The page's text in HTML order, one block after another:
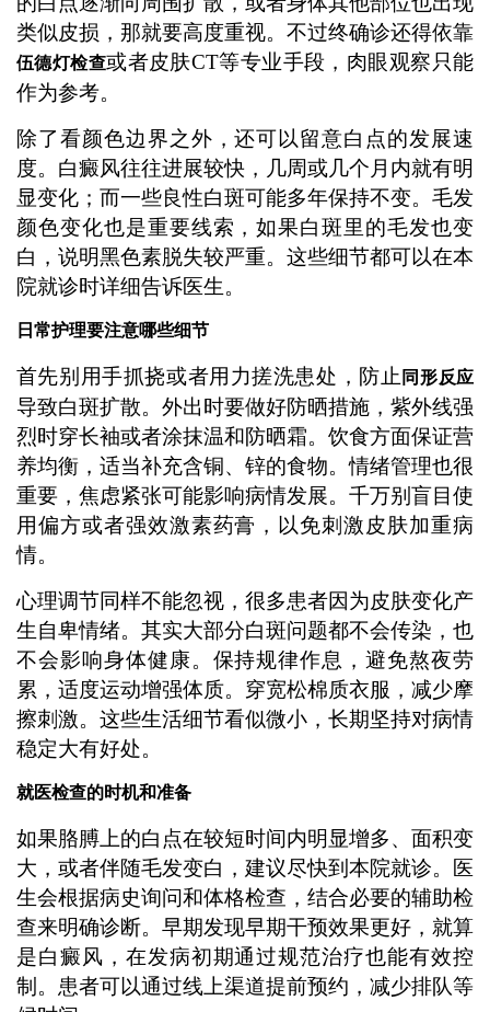
类似皮损，那就要高度重视。不过终确诊还得依靠
伍德灯检查或者皮肤CT等专业手段，肉眼观察只能
作为参考。
除了看颜色边界之外，还可以留意白点的发展速
度。白癜风往往进展较快，几周或几个月内就有明
显变化；而一些良性白斑可能多年保持不变。毛发
颜色变化也是重要线索，如果白斑里的毛发也变
白，说明黑色素脱失较严重。这些细节都可以在本
院就诊时详细告诉医生。
日常护理要注意哪些细节
首先别用手抓挠或者用力搓洗患处，防止 同形反应
导致白斑扩散。外出时要做好防晒措施，紫外线强
烈时穿长袖或者涂抹温和防晒霜。饮食方面保证营
养均衡，适当补充含铜、锌的食物。情绪管理也很
重要，焦虑紧张可能影响病情发展。千万别盲目使
用偏方或者强效激素药膏，以免刺激皮肤加重病
情。
心理调节同样不能忽视，很多患者因为皮肤变化产
生自卑情绪。其实大部分白斑问题都不会传染，也
不会影响身体健康。保持规律作息，避免熬夜劳
累，适度运动增强体质。穿宽松棉质衣服，减少摩
擦刺激。这些生活细节看似微小，长期坚持对病情
稳定大有好处。
就医检查的时机和准备
如果胳膊上的白点在较短时间内明显增多、面积变
大，或者伴随毛发变白，建议尽快到本院就诊。医
生会根据病史询问和体格检查，结合必要的辅助检
查来明确诊断。早期发现早期干预效果更好，就算
是白癜风，在发病初期通过规范治疗也能有效控
制。患者可以通过线上渠道提前预约，减少排队等